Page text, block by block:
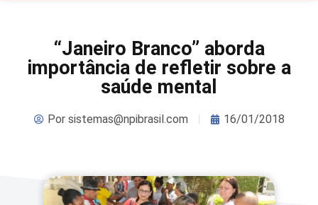
“Janeiro Branco” aborda
importância de refletir sobre a
saúde mental
Porsistemas@npibrasil.com 16/01/2018